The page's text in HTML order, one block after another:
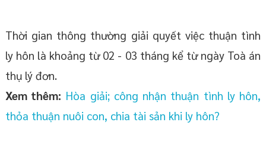
Thời gian thông thường giải quyết việc thuận tình
ly hôn là khoảng từ 02 - 03 tháng kể từ ngày Toà án
thụ lý đơn.
Xem thêm: Hòa giải; công nhận thuận tình ly hôn,
thỏa thuận nuôi con, chia tài sản khi ly hôn?